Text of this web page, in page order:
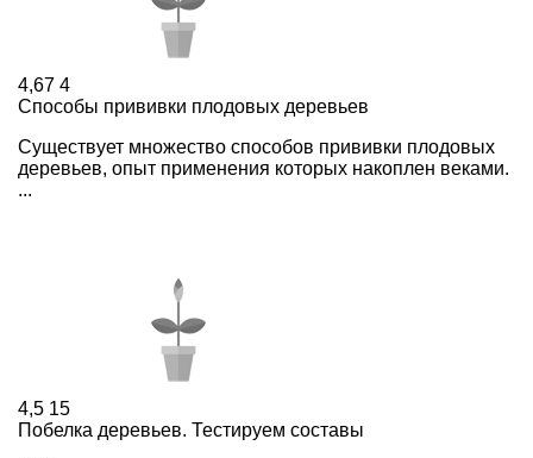
4,67 4
Способы прививки плодовых деревьев
Существует множество способов прививки плодовых
деревьев, опыт применения которых накоплен веками.
...
4,5 15
Побелка деревьев. Тестируем составы